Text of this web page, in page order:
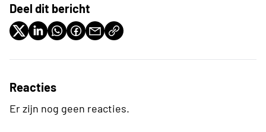
Deel dit bericht
Reacties
Er zijn nog geen reacties.